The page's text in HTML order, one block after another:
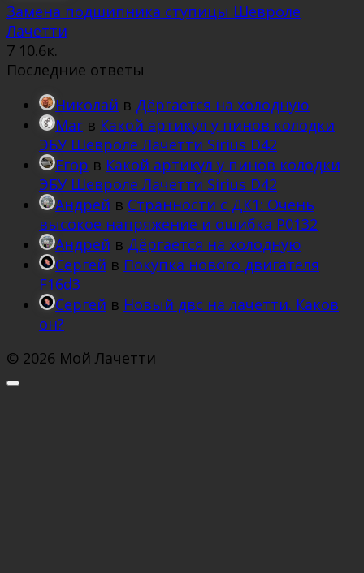
Замена подшипника ступицы Шевроле
Лачетти
7 10.6к.
Последние ответы
Николай в Дёргается на холодную
Mar в Какой артикул у пинов колодки
ЭБУ Шевроле Лачетти Sirius D42
Егор в Какой артикул у пинов колодки
ЭБУ Шевроле Лачетти Sirius D42
Андрей в Странности с ДК1: Очень
высокое напряжение и ошибка Р0132
Андрей в Дёргается на холодную
Сергей в Покупка нового двигателя
F16d3
Сергей в Новый двс на лачетти. Каков
он?
© 2026 Мой Лачетти